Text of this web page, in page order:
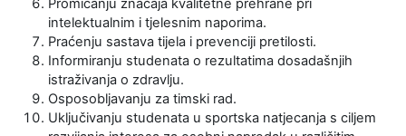
Promicanju značaja kvalitetne prehrane pri
intelektualnim i tjelesnim naporima.
Praćenju sastava tijela i prevenciji pretilosti.
Informiranju studenata o rezultatima dosadašnjih
istraživanja o zdravlju.
Osposobljavanju za timski rad.
Uključivanju studenata u sportska natjecanja s ciljem